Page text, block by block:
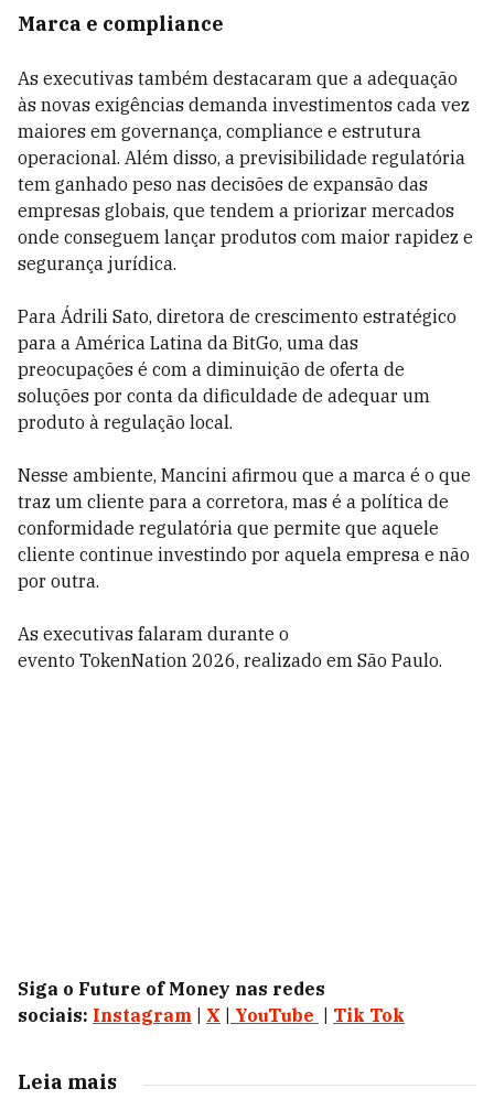
Marca e compliance
As executivas também destacaram que a adequação
às novas exigências demanda investimentos cada vez
maiores em governança, compliance e estrutura
operacional. Além disso, a previsibilidade regulatória
tem ganhado peso nas decisões de expansão das
empresas globais, que tendem a priorizar mercados
onde conseguem lançar produtos com maior rapidez e
segurança jurídica.
Para Ádrili Sato, diretora de crescimento estratégico
para a América Latina da BitGo, uma das
preocupações é com a diminuição de oferta de
soluções por conta da dificuldade de adequar um
produto à regulação local.
Nesse ambiente, Mancini afirmou que a marca é o que
traz um cliente para a corretora, mas é a política de
conformidade regulatória que permite que aquele
cliente continue investindo por aquela empresa e não
por outra.
As executivas falaram durante o
evento TokenNation 2026, realizado em São Paulo.
Siga o Future of Money nas redes
sociais: Instagram X YouTube Tik Tok
Leia mais